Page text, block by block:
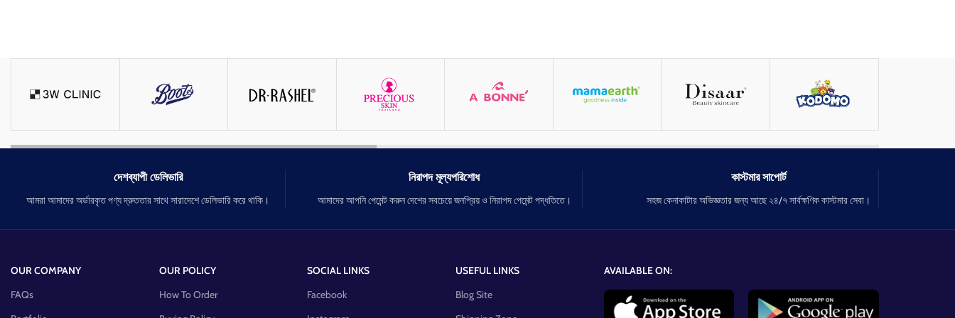
দেশব্যাপী ডেলিভারি
আমরা আমাদের অর্ডারকৃত পণ্য দ্রুততার সাথে সারাদেশে ডেলিভারি করে থাকি।
নিরাপদ মূল্যপরিশোধ
আমাদের আপনি পেমেন্ট করুন দেশের সবচেয়ে জনপ্রিয় ও নিরাপদ পেমেন্ট পদ্ধতিতে।
কাস্টমার সাপোর্ট
সহজ কেনাকাটার অভিজ্ঞতার জন্য আছে ২৪/৭ সার্বক্ষণিক কাস্টমার সেবা।
OUR COMPANY
FAQs
OUR POLICY
How To Order
SOCIAL LINKS
Facebook
USEFUL LINKS
Blog Site
AVAILABLE ON: